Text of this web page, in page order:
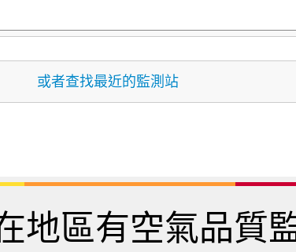
或者查找最近的監測站
地區有空氣品質